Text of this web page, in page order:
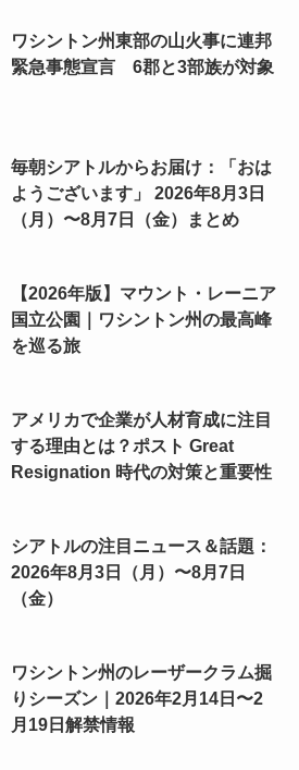
ワシントン州東部の山火事に連邦
緊急事態宣言 6郡と3部族が対象
毎朝シアトルからお届け：「おは
ようございます」 2026年8月3日
（月）〜8月7日（金）まとめ
【2026年版】マウント・レーニア
国立公園｜ワシントン州の最高峰
を巡る旅
アメリカで企業が人材育成に注目
する理由とは？ポスト Great
Resignation 時代の対策と重要性
シアトルの注目ニュース＆話題：
2026年8月3日（月）〜8月7日
（金）
ワシントン州のレーザークラム掘
りシーズン｜2026年2月14日〜2
月19日解禁情報